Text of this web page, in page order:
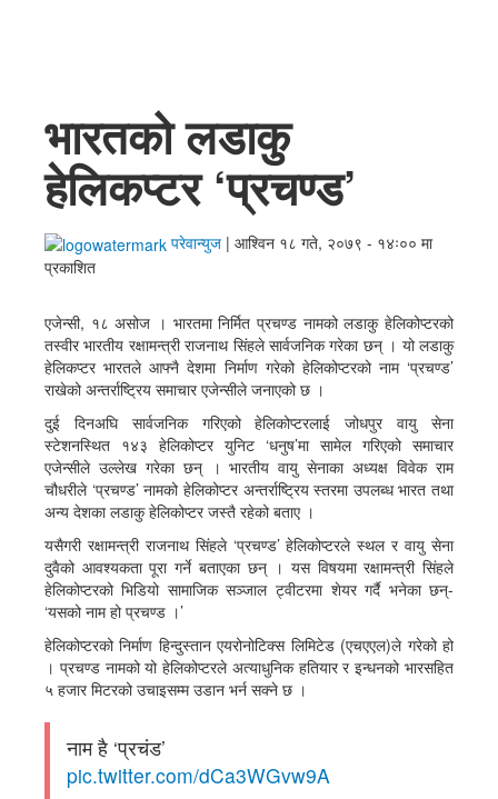
भारतको लडाकु
हेलिकप्टर ‘प्रचण्ड’
परेवान्युज| आश्विन १८ गते, २०७९ - १४ः०० मा
प्रकाशित
एजेन्सी, १८ असोज । भारतमा निर्मित प्रचण्ड नामको लडाकु हेलिकोप्टरको
तस्वीर भारतीय रक्षामन्त्री राजनाथ सिंहले सार्वजनिक गरेका छन् । यो लडाकु
हेलिकप्टर भारतले आफ्नै देशमा निर्माण गरेको हेलिकोप्टरको नाम ‘प्रचण्ड’
राखेको अन्तर्राष्ट्रिय समाचार एजेन्सीले जनाएको छ ।
दुई दिनअघि सार्वजनिक गरिएको हेलिकोप्टरलाई जोधपुर वायु सेना
स्टेशनस्थित १४३ हेलिकोप्टर युनिट ‘धनुष’मा सामेल गरिएको समाचार
एजेन्सीले उल्लेख गरेका छन् । भारतीय वायु सेनाका अध्यक्ष विवेक राम
चौधरीले ‘प्रचण्ड’ नामको हेलिकोप्टर अन्तर्राष्ट्रिय स्तरमा उपलब्ध भारत तथा
अन्य देशका लडाकु हेलिकोप्टर जस्तै रहेको बताए ।
यसैगरी रक्षामन्त्री राजनाथ सिंहले ‘प्रचण्ड’ हेलिकोप्टरले स्थल र वायु सेना
दुवैको आवश्यकता पूरा गर्ने बताएका छन् । यस विषयमा रक्षामन्त्री सिंहले
हेलिकोप्टरको भिडियो सामाजिक सञ्जाल ट्वीटरमा शेयर गर्दै भनेका छन्-
‘यसको नाम हो प्रचण्ड ।’
हेलिकोप्टरको निर्माण हिन्दुस्तान एयरोनोटिक्स लिमिटेड (एचएएल)ले गरेको हो
। प्रचण्ड नामको यो हेलिकोप्टरले अत्याधुनिक हतियार र इन्धनको भारसहित
५ हजार मिटरको उचाइसम्म उडान भर्न सक्ने छ ।
नाम है ‘प्रचंड’
pic.twitter.com/dCa3WGvw9A